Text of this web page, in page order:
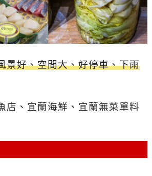
景好、空間大、好停車、下雨
店、宜蘭海鮮、宜蘭無菜單料